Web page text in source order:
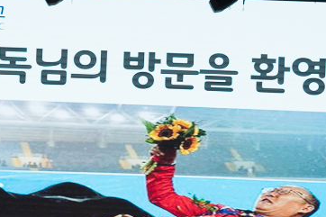
공지사항
납부금 안내
스쿨버스 운행 안내
급식안내
서식자료실
전-편입 서류양식
입학금/수업료
교복구입안내
학생생활규정
학교신문
자율진로동아리
유초등 소식지